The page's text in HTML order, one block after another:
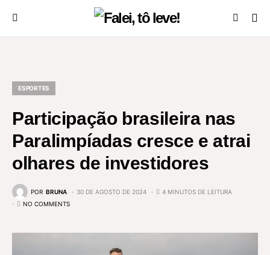
ESPORTES
Participação brasileira nas
Paralimpíadas cresce e atrai
olhares de investidores
POR BRUNA 30 DE AGOSTO DE 2024
4 MINUTOS DE LEITURA
NO COMMENTS